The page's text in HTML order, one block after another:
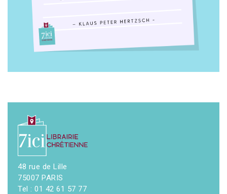
48 rue de Lille
75007 PARIS
Tel : 01 42 61 57 77